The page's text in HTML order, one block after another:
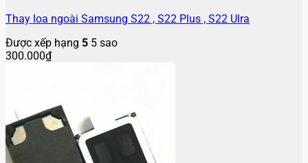
Thay loa ngoài Samsung S22 , S22 Plus , S22 Ulra
Được xếp hạng 5 5 sao
300.000₫